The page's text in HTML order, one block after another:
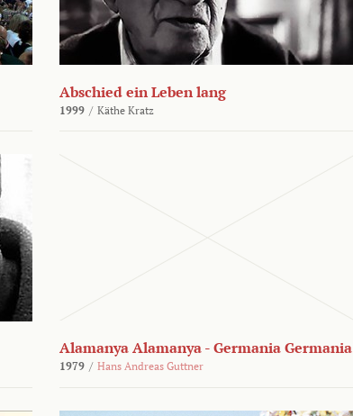
Abschied ein Leben lang
1999 / Käthe Kratz
Alamanya Alamanya - Germania Germania
1979 / Hans Andreas Guttner